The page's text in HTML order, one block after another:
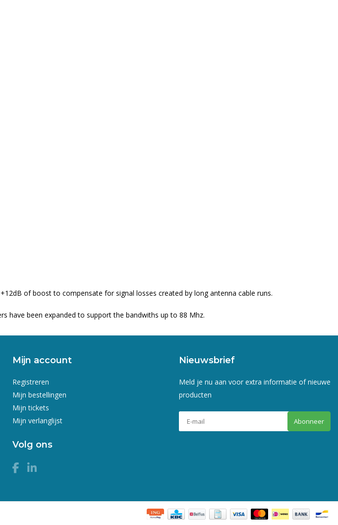
of boost to compensate for signal losses created by long antenna cable runs.
have been expanded to support the bandwiths up to 88 Mhz.
Mijn account
Registreren
Mijn bestellingen
Mijn tickets
Mijn verlanglijst
Volg ons
Nieuwsbrief
Meld je nu aan voor extra informatie of nieuwe
producten
Abonneer